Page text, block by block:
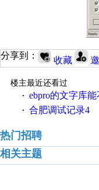
分享到： 收藏
楼主最近还看过
· ebpro的文字库
· 合肥调试记录4
热门招聘
相关主题